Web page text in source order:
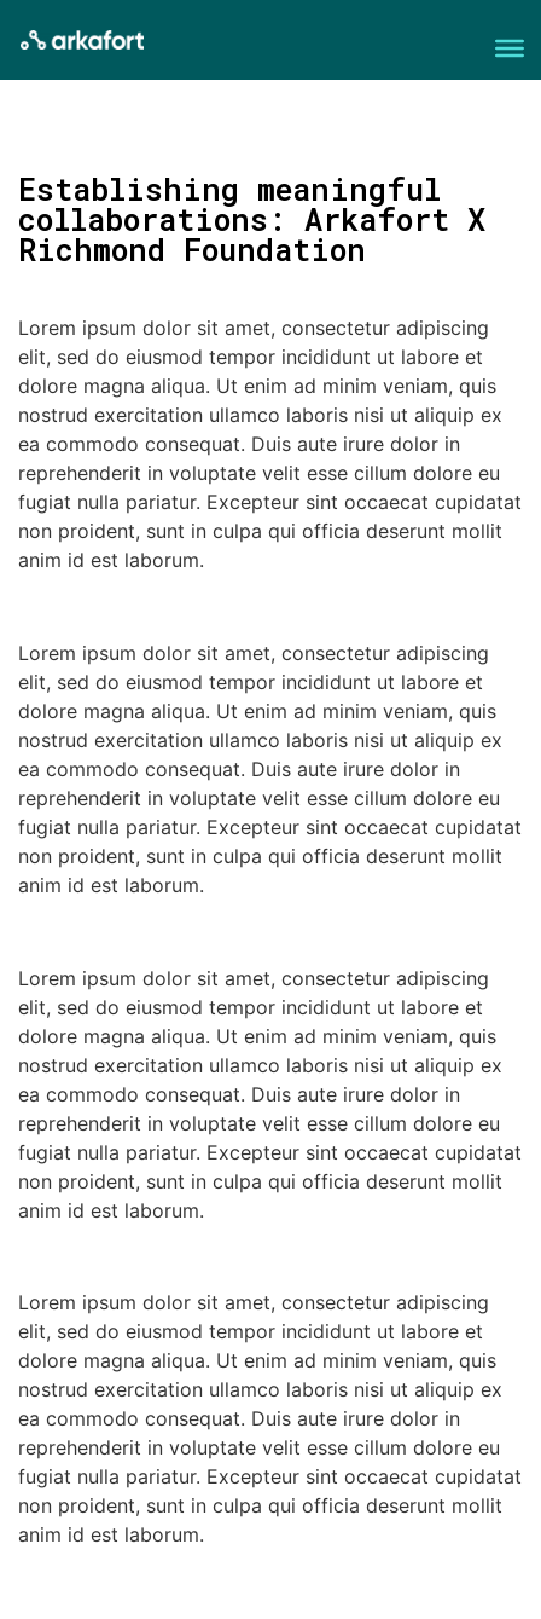
Establishing meaningful
collaborations: Arkafort X
Richmond Foundation
Lorem ipsum dolor sit amet, consectetur adipiscing
elit, sed do eiusmod tempor incididunt ut labore et
dolore magna aliqua. Ut enim ad minim veniam, quis
nostrud exercitation ullamco laboris nisi ut aliquip ex
ea commodo consequat. Duis aute irure dolor in
reprehenderit in voluptate velit esse cillum dolore eu
fugiat nulla pariatur. Excepteur sint occaecat cupidatat
non proident, sunt in culpa qui officia deserunt mollit
anim id est laborum.
Lorem ipsum dolor sit amet, consectetur adipiscing
elit, sed do eiusmod tempor incididunt ut labore et
dolore magna aliqua. Ut enim ad minim veniam, quis
nostrud exercitation ullamco laboris nisi ut aliquip ex
ea commodo consequat. Duis aute irure dolor in
reprehenderit in voluptate velit esse cillum dolore eu
fugiat nulla pariatur. Excepteur sint occaecat cupidatat
non proident, sunt in culpa qui officia deserunt mollit
anim id est laborum.
Lorem ipsum dolor sit amet, consectetur adipiscing
elit, sed do eiusmod tempor incididunt ut labore et
dolore magna aliqua. Ut enim ad minim veniam, quis
nostrud exercitation ullamco laboris nisi ut aliquip ex
ea commodo consequat. Duis aute irure dolor in
reprehenderit in voluptate velit esse cillum dolore eu
fugiat nulla pariatur. Excepteur sint occaecat cupidatat
non proident, sunt in culpa qui officia deserunt mollit
anim id est laborum.
Lorem ipsum dolor sit amet, consectetur adipiscing
elit, sed do eiusmod tempor incididunt ut labore et
dolore magna aliqua. Ut enim ad minim veniam, quis
nostrud exercitation ullamco laboris nisi ut aliquip ex
ea commodo consequat. Duis aute irure dolor in
reprehenderit in voluptate velit esse cillum dolore eu
fugiat nulla pariatur. Excepteur sint occaecat cupidatat
non proident, sunt in culpa qui officia deserunt mollit
anim id est laborum.